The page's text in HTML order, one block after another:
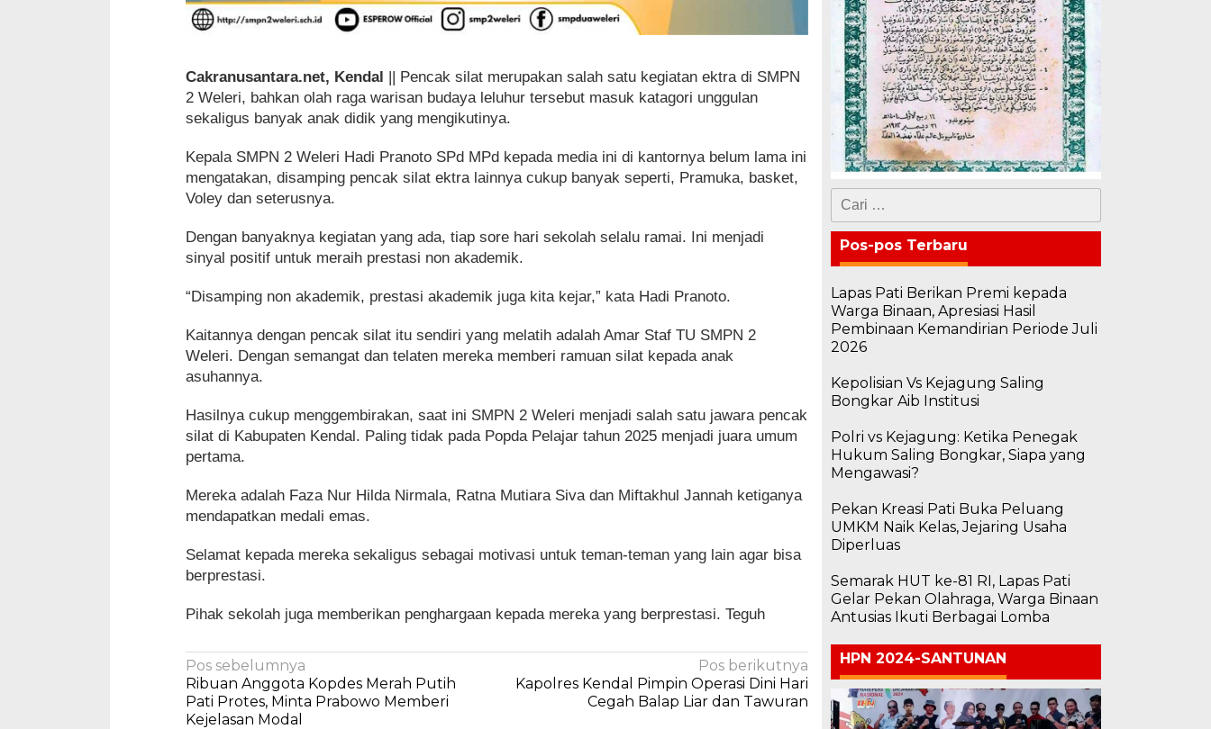
Cakranusantara.net, Kendal || Pencak silat merupakan salah satu kegiatan ektra di SMPN
2 Weleri, bahkan olah raga warisan budaya leluhur tersebut masuk katagori unggulan
sekaligus banyak anak didik yang mengikutinya.
Kepala SMPN 2 Weleri Hadi Pranoto SPd MPd kepada media ini di kantornya belum lama ini
mengatakan, disamping pencak silat ektra lainnya cukup banyak seperti, Pramuka, basket,
Voley dan seterusnya.
Dengan banyaknya kegiatan yang ada, tiap sore hari sekolah selalu ramai. Ini menjadi
sinyal positif untuk meraih prestasi non akademik.
“Disamping non akademik, prestasi akademik juga kita kejar,” kata Hadi Pranoto.
Kaitannya dengan pencak silat itu sendiri yang melatih adalah Amar Staf TU SMPN 2
Weleri. Dengan semangat dan telaten mereka memberi ramuan silat kepada anak
asuhannya.
Hasilnya cukup menggembirakan, saat ini SMPN 2 Weleri menjadi salah satu jawara pencak
silat di Kabupaten Kendal. Paling tidak pada Popda Pelajar tahun 2025 menjadi juara umum
pertama.
Mereka adalah Faza Nur Hilda Nirmala, Ratna Mutiara Siva dan Miftakhul Jannah ketiganya
mendapatkan medali emas.
Selamat kepada mereka sekaligus sebagai motivasi untuk teman-teman yang lain agar bisa
berprestasi.
Pihak sekolah juga memberikan penghargaan kepada mereka yang berprestasi. Teguh
Navigasi
pos
Pos sebelumnya
Ribuan Anggota Kopdes Merah Putih
Pati Protes, Minta Prabowo Memberi
Kejelasan Modal
Pos berikutnya
Kapolres Kendal Pimpin Operasi Dini Hari
Cegah Balap Liar dan Tawuran
Cari
untuk:
Pos-pos Terbaru
Lapas Pati Berikan Premi kepada
Warga Binaan, Apresiasi Hasil
Pembinaan Kemandirian Periode Juli
2026
Kepolisian Vs Kejagung Saling
Bongkar Aib Institusi
Polri vs Kejagung: Ketika Penegak
Hukum Saling Bongkar, Siapa yang
Mengawasi?
Pekan Kreasi Pati Buka Peluang
UMKM Naik Kelas, Jejaring Usaha
Diperluas
Semarak HUT ke-81 RI, Lapas Pati
Gelar Pekan Olahraga, Warga Binaan
Antusias Ikuti Berbagai Lomba
HPN 2024-SANTUNAN